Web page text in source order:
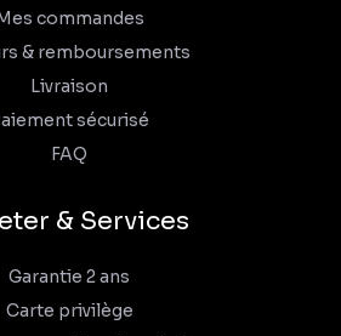
Mes commandes
& remboursements
Livraison
sécurisé
FAQ
& Services
Garantie 2 ans
Carte privilège